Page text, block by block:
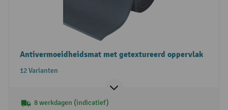
Antivermoeidheidsmat met getextureerd oppervlak
12 Varianten
8 werkdagen (indicatief)